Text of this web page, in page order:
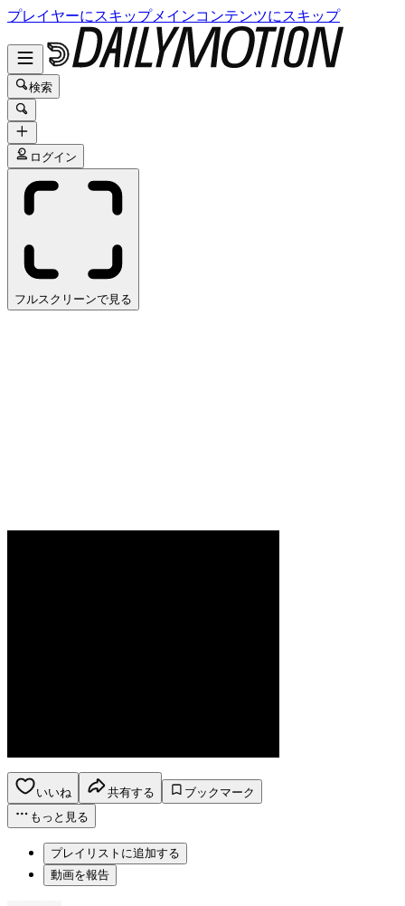
プレイヤーにスキップメインコンテンツにスキップ
検索
ログイン
フルスクリーンで見る
いいね 共有する
ブックマーク
もっと見る
プレイリストに追加する
動画を報告